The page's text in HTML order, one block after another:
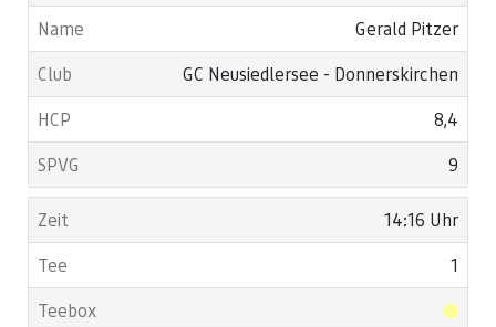
Gerald Pitzer
GC Neusiedlersee - Donnerskirchen
8,4
9
14:16 Uhr
1